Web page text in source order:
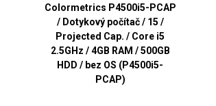
Colormetrics P4500i5-PCAP
/ Dotykový počítač / 15 /
Projected Cap. / Core i5
2.5GHz / 4GB RAM / 500GB
HDD / bez OS (P4500i5-
PCAP)